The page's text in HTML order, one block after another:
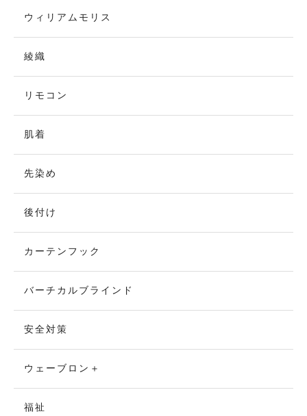
ウィリアムモリス
綾織
リモコン
肌着
先染め
後付け
カーテンフック
バーチカルブラインド
安全対策
ウェーブロン＋
福祉